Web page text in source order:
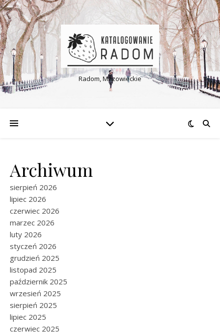
Radom, Mazowieckie
Archiwum
sierpień 2026
lipiec 2026
czerwiec 2026
marzec 2026
luty 2026
styczeń 2026
grudzień 2025
listopad 2025
październik 2025
wrzesień 2025
sierpień 2025
lipiec 2025
czerwiec 2025